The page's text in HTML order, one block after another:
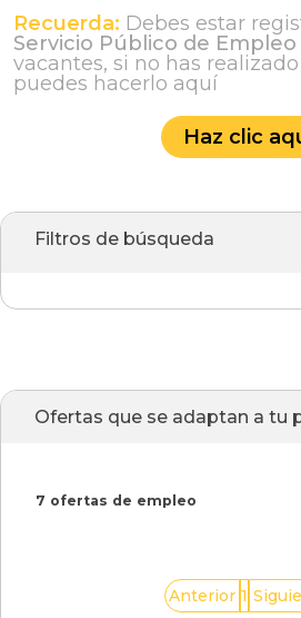
Recuerda: Debes estar
Servicio Público de Empleo
vacantes, si no has
puedes hacerlo aquí
Haz clic
Filtros de búsqueda
Ofertas que se adaptan a tu
7 ofertas de empleo
Anterior 1